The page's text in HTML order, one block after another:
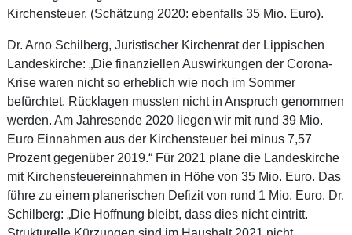
Kirchensteuer. (Schätzung 2020: ebenfalls 35 Mio. Euro).
Dr. Arno Schilberg, Juristischer Kirchenrat der Lippischen
Landeskirche: „Die finanziellen Auswirkungen der Corona-
Krise waren nicht so erheblich wie noch im Sommer
befürchtet. Rücklagen mussten nicht in Anspruch genommen
werden. Am Jahresende 2020 liegen wir mit rund 39 Mio.
Euro Einnahmen aus der Kirchensteuer bei minus 7,57
Prozent gegenüber 2019.“ Für 2021 plane die Landeskirche
mit Kirchensteuereinnahmen in Höhe von 35 Mio. Euro. Das
führe zu einem planerischen Defizit von rund 1 Mio. Euro. Dr.
Schilberg: „Die Hoffnung bleibt, dass dies nicht eintritt.